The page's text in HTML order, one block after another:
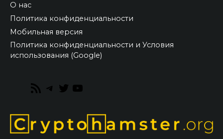
О нас
Политика конфиденциальности
Мобильная версия
Политика конфиденциальности и Условия
использования (Google)
RSS
Telegram
Twitter